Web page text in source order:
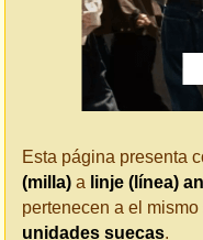
Esta página presenta
(milla) a linje (línea)
pertenecen a el
unidades suecas.